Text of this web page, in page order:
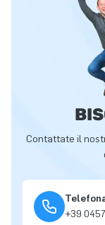
Contattate il
+39